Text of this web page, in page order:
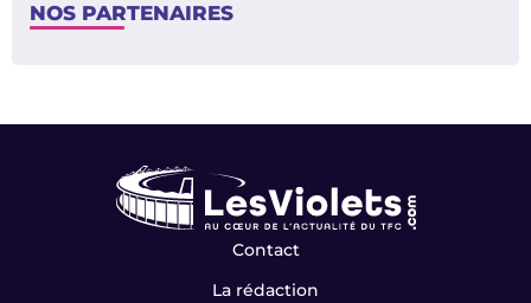
NOS PARTENAIRES
Contact
La rédaction